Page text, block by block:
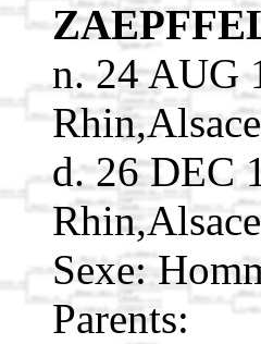
n. 24 AUG
d. 26 DEC
Sexe:
Parents: